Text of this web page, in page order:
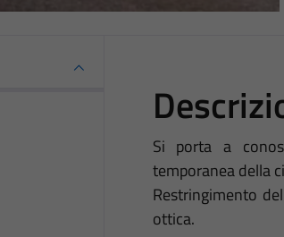
Si porta a
temporanea della
Restringimento
ottica.